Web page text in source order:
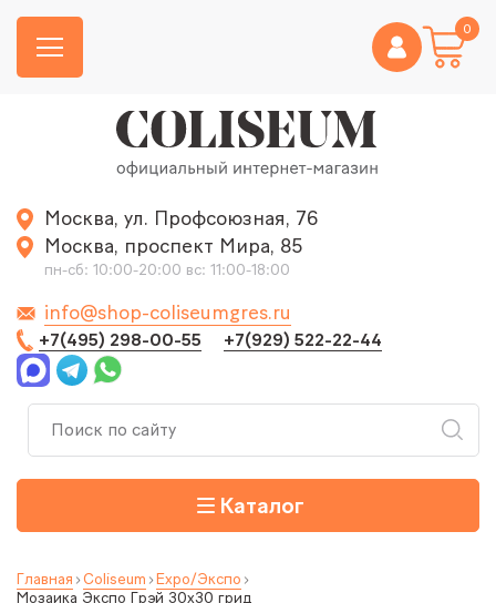
0
Москва, ул. Профсоюзная, 76
Москва, проспект Мира, 85
пн-сб: 10:00-20:00 вс: 11:00-18:00
info@shop-coliseumgres.ru
+7(495) 298-00-55 +7(929) 522-22-44
Каталог
Главная Coliseum Expo/Экспо
Мозаика Экспо Грэй 30x30 грид